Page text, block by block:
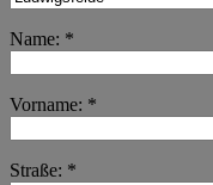
Name: *
Vorname: *
Straße: *